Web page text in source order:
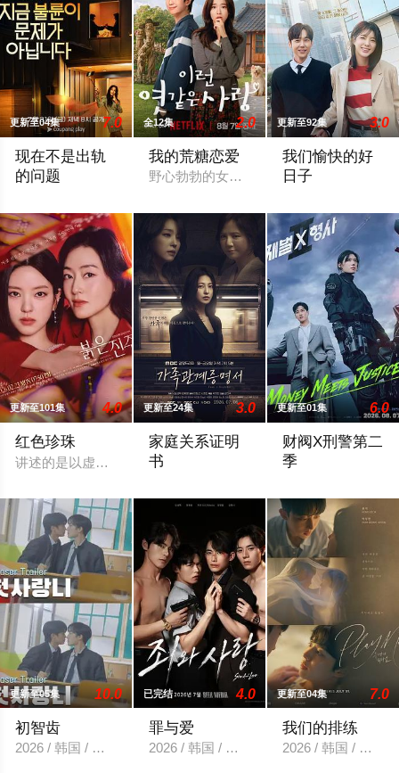
更新至04集 7.0
现在不是出轨
的问题
全12集 2.0
我的荒糖恋爱
野心勃勃的女检察官高恩世（贺营 饰）
更新至92集 3.0
我们愉快的好
日子
更新至101集 4.0
红色珍珠
讲述的是以虚假身份回归的两个女人揭开隐藏在阿黛勒家的罪恶
更新至24集 3.0
家庭关系证明
书
更新至01集 6.0
财阀X刑警第二
季
更新至05集 10.0
初智齿
2026 / 韩国 / 李宰焕,金灿圭
已完结 4.0
罪与爱
2026 / 韩国 / 정명철,김성혁,金贤叙,정현웅
更新至04集 7.0
我们的排练
2026 / 韩国 / 梁洪